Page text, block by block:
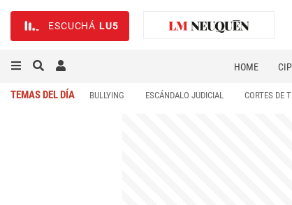
ESCUCHÁ LU5
HOME
TEMAS DEL DÍA BULLYING ESCÁNDALO JUDICIAL CORTES DE